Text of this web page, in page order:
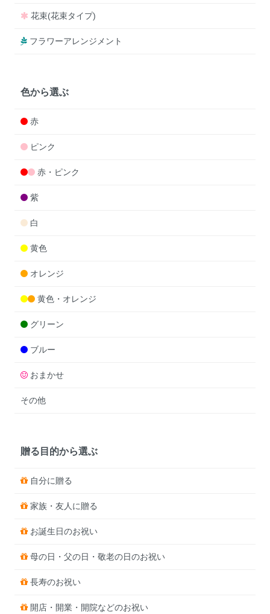
花束(花束タイプ)
フラワーアレンジメント
色から選ぶ
赤
ピンク
赤・ピンク
紫
白
黄色
オレンジ
黄色・オレンジ
グリーン
ブルー
おまかせ
その他
贈る目的から選ぶ
自分に贈る
家族・友人に贈る
お誕生日のお祝い
母の日・父の日・敬老の日のお祝い
長寿のお祝い
開店・開業・開院などのお祝い